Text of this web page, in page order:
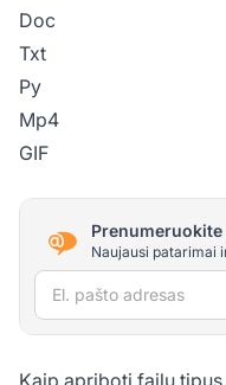
Doc
Txt
Py
Mp4
GIF
Naujausi patarimai
El. pašto adresas
Kaip apriboti failų tipus